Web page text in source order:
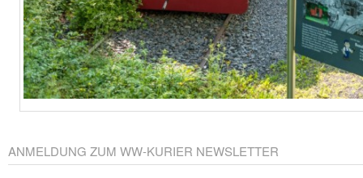
ANMELDUNG ZUM WW-KURIER NEWSLETTER